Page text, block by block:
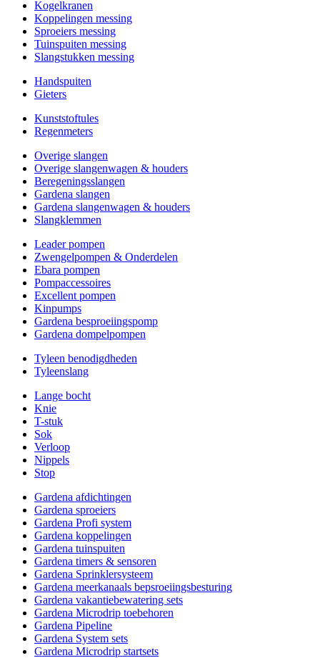
Kogelkranen
Koppelingen messing
Sproeiers messing
Tuinspuiten messing
Slangstukken messing
Handspuiten
Gieters
Kunststoftules
Regenmeters
Overige slangen
Overige slangenwagen & houders
Beregeningsslangen
Gardena slangen
Gardena slangenwagen & houders
Slangklemmen
Leader pompen
Zwengelpompen & Onderdelen
Ebara pompen
Pompaccessoires
Excellent pompen
Kinpumps
Gardena besproeiingspomp
Gardena dompelpompen
Tyleen benodigdheden
Tyleenslang
Lange bocht
Knie
T-stuk
Sok
Verloop
Nippels
Stop
Gardena afdichtingen
Gardena sproeiers
Gardena Profi system
Gardena koppelingen
Gardena tuinspuiten
Gardena timers & sensoren
Gardena Sprinklersysteem
Gardena meerkanaals bepsroeiingsbesturing
Gardena vakantiebewatering sets
Gardena Microdrip toebehoren
Gardena Pipeline
Gardena System sets
Gardena Microdrip startsets